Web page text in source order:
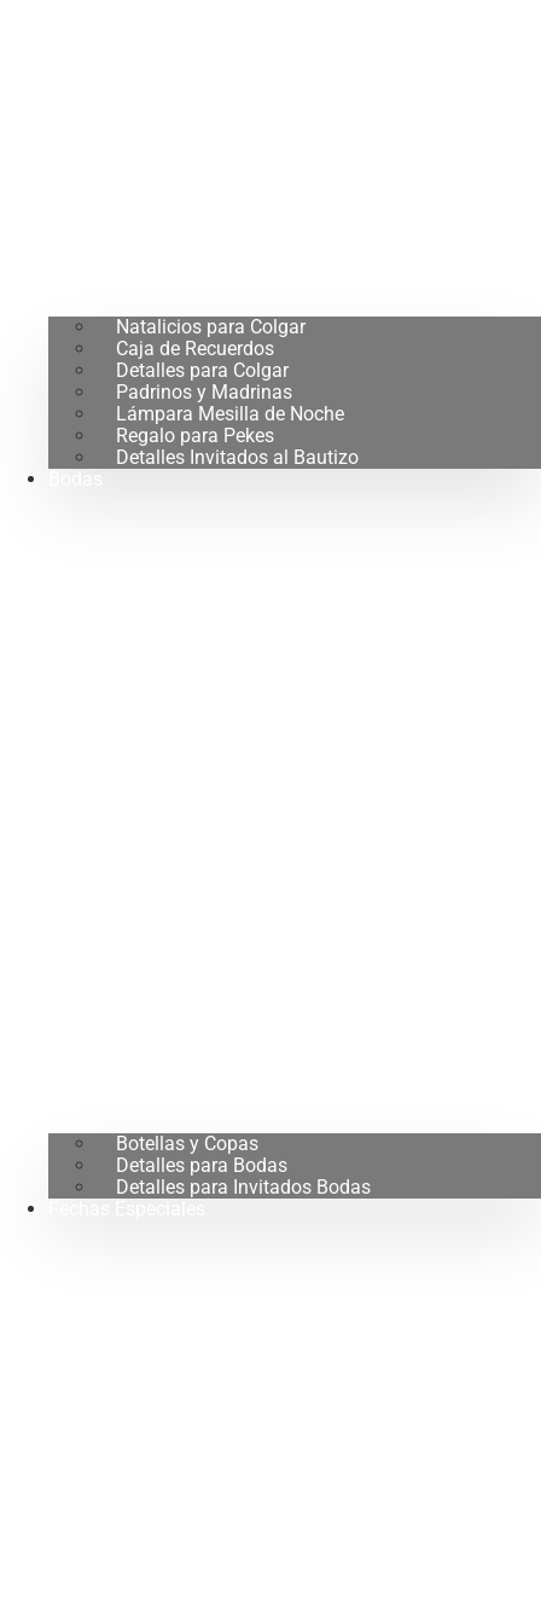
Natalicios para Colgar
Caja de Recuerdos
Detalles para Colgar
Padrinos y Madrinas
Lámpara Mesilla de Noche
Regalo para Pekes
Detalles Invitados al Bautizo
Botellas y Copas
Detalles para Bodas
Detalles para Invitados Bodas